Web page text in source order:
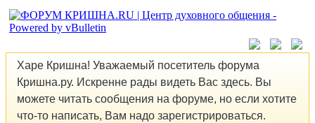
Харе Кришна! Уважаемый посетитель форума
Кришна.ру. Искренне рады видеть Вас здесь. Вы
можете читать сообщения на форуме, но если хотите
что-то написать, Вам надо зарегистрироваться.